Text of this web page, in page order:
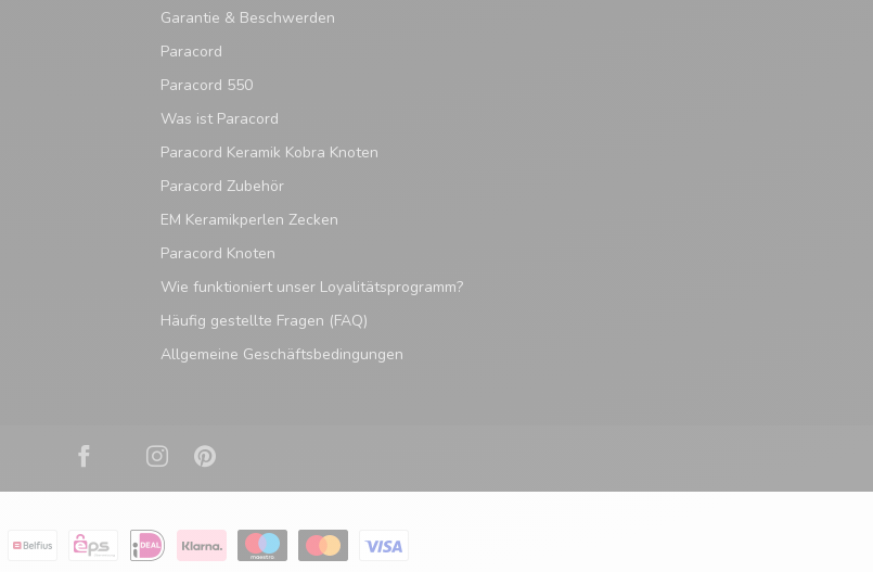
Garantie & Beschwerden
Paracord
Paracord 550
Was ist Paracord
Paracord Keramik Kobra Knoten
Paracord Zubehör
EM Keramikperlen Zecken
Paracord Knoten
Wie funktioniert unser Loyalitätsprogramm?
Häufig gestellte Fragen (FAQ)
Allgemeine Geschäftsbedingungen